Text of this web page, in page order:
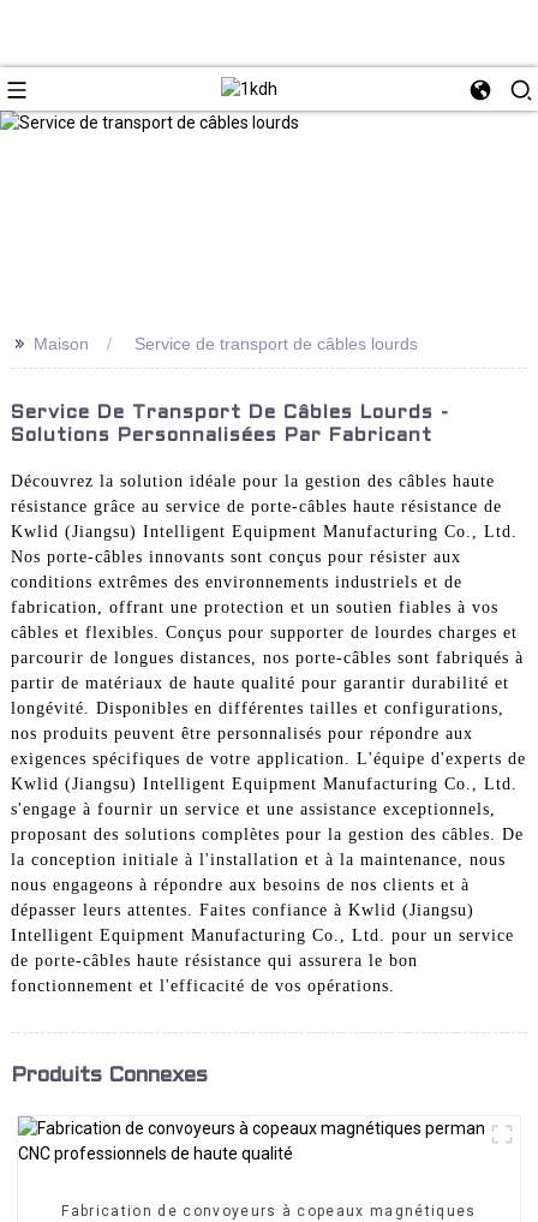
>> Maison Service de transport de câbles lourds
Service De Transport De Câbles Lourds -
Solutions Personnalisées Par Fabricant
Découvrez la solution idéale pour la gestion des câbles haute
résistance grâce au service de porte-câbles haute résistance de
Kwlid (Jiangsu) Intelligent Equipment Manufacturing Co., Ltd.
Nos porte-câbles innovants sont conçus pour résister aux
conditions extrêmes des environnements industriels et de
fabrication, offrant une protection et un soutien fiables à vos
câbles et flexibles. Conçus pour supporter de lourdes charges et
parcourir de longues distances, nos porte-câbles sont fabriqués à
partir de matériaux de haute qualité pour garantir durabilité et
longévité. Disponibles en différentes tailles et configurations,
nos produits peuvent être personnalisés pour répondre aux
exigences spécifiques de votre application. L'équipe d'experts de
Kwlid (Jiangsu) Intelligent Equipment Manufacturing Co., Ltd.
s'engage à fournir un service et une assistance exceptionnels,
proposant des solutions complètes pour la gestion des câbles. De
la conception initiale à l'installation et à la maintenance, nous
nous engageons à répondre aux besoins de nos clients et à
dépasser leurs attentes. Faites confiance à Kwlid (Jiangsu)
Intelligent Equipment Manufacturing Co., Ltd. pour un service
de porte-câbles haute résistance qui assurera le bon
fonctionnement et l'efficacité de vos opérations.
Produits Connexes
Fabrication de convoyeurs à copeaux magnétiques